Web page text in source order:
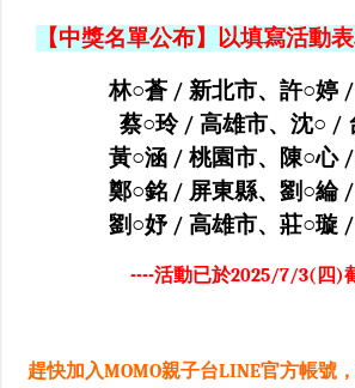
【中獎名單公布】以填寫活動
林○蒼 / 新北市、許○婷
蔡○玲 / 高雄市、沈○ /
黃○涵 / 桃園市、陳○心
鄭○銘 / 屏東縣、劉○綸
劉○妤 / 高雄市、莊○璇
----活動已於2025/7/3(四)
趕快加入MOMO親子台LINE官方帳號